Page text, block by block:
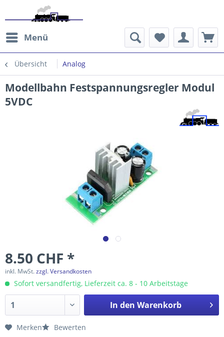
Menü
Übersicht Analog
Modellbahn Festspannungsregler Modul
5VDC
8.50 CHF *
inkl. MwSt.zzgl. Versandkosten
Sofort versandfertig, Lieferzeit ca. 8 - 10 Arbeitstage
In den Warenkorb
Merken Bewerten